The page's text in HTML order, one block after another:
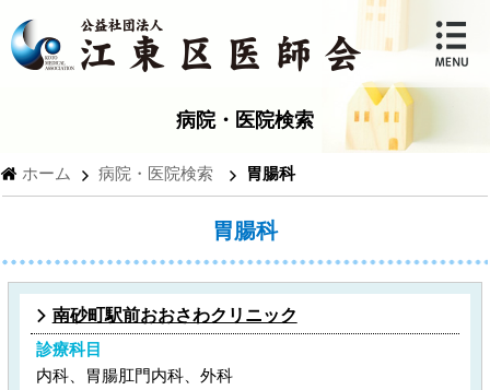
病院・医院検索
ホーム 病院・医院検索 胃腸科
胃腸科
南砂町駅前おおさわクリニック
診療科目
内科、胃腸肛門内科、外科